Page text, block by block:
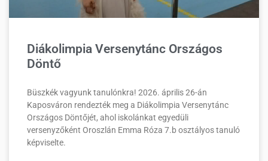
Diákolimpia Versenytánc Országos
Döntő
Büszkék vagyunk tanulónkra! 2026. április 26-án
Kaposváron rendezték meg a Diákolimpia Versenytánc
Országos Döntőjét, ahol iskolánkat egyedüli
versenyzőként Oroszlán Emma Róza 7.b osztályos tanuló
képviselte.